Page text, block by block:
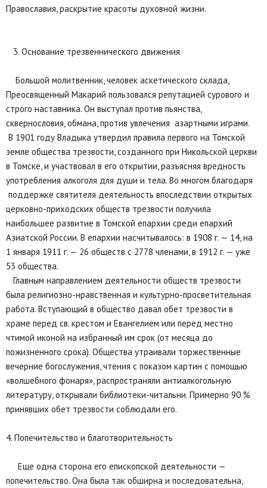
Православия, раскрытие красоты духовной жизни.
3. Основание трезвеннического движения
Большой молитвенник, человек аскетического склада,
Преосвященный Макарий пользовался репутацией сурового и
строго наставника. Он выступал против пьянства,
сквернословия, обмана, против увлечения азартными играми.
В 1901 году Владыка утвердил правила первого на Томской
земле общества трезвости, созданного при Никольской церкви
в Томске, и участвовал в его открытии, разъясняя вредность
употребления алкоголя для души и тела. Во многом благодаря
поддержке святителя деятельность впоследствии открытых
церковно-приходских обществ трезвости получила
наибольшее развитие в Томской епархии среди епархий
Азиатской России. В епархии насчитывалось: в 1908 г. — 14, на
1 января 1911 г. — 26 обществ с 2778 членами, в 1912 г. — уже
53 общества.
Главным направлением деятельности обществ трезвости
была религиозно-нравственная и культурно-просветительная
работа. Вступающий в общество давал обет трезвости в
храме перед св. крестом и Евангелием или перед местно
чтимой иконой на избранный им срок (от месяца до
пожизненного срока). Общества утраивали торжественные
вечерние богослужения, чтения с показом картин с помощью
«волшебного фонаря», распространяли антиалкогольную
литературу, открывали библиотеки-читальни. Примерно 90 %
принявших обет трезвости соблюдали его.
4. Попечительство и благотворительность
Еще одна сторона его епископской деятельности —
попечительство. Она была так обширна и последовательна,